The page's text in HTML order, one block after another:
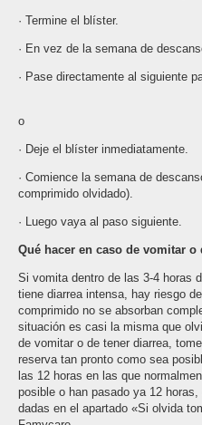
· Termine el blíster.
· En vez de la semana de
· Pase directamente al siguiente
o
· Deje el blíster inmediatamente.
· Comience la semana de
comprimido olvidado).
· Luego vaya al paso siguiente.
Qué hacer en caso de vomitar o
Si vomita dentro de las 3-4 horas
tiene diarrea intensa, hay riesgo
comprimido no se absorban
situación es casi la misma que
de vomitar o de tener diarrea,
reserva tan pronto como sea
las 12 horas en las que
posible o han pasado ya 12
dadas en el apartado «Si olvida